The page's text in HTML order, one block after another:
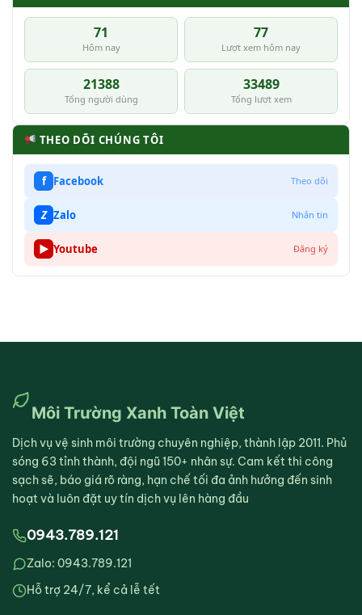
71
Hôm nay
77
Lượt xem hôm nay
21388
Tổng người dùng
33489
Tổng lượt xem
THEO DÕI CHÚNG TÔI
f Facebook Theo dõi
Z Zalo Nhắn tin
▶ Youtube Đăng ký
Môi Trường Xanh Toàn Việt
Dịch vụ vệ sinh môi trường chuyên nghiệp, thành lập 2011. Phủ
sóng 63 tỉnh thành, đội ngũ 150+ nhân sự. Cam kết thi công
sạch sẽ, báo giá rõ ràng, hạn chế tối đa ảnh hưởng đến sinh
hoạt và luôn đặt uy tín dịch vụ lên hàng đầu
0943.789.121
Zalo: 0943.789.121
Hỗ trợ 24/7, kể cả lễ tết